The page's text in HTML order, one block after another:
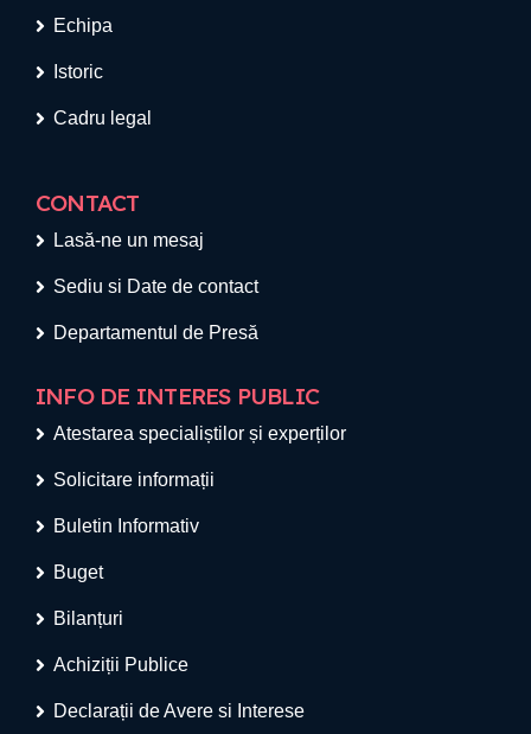
Echipa
Istoric
Cadru legal
CONTACT
Lasă-ne un mesaj
Sediu si Date de contact
Departamentul de Presă
INFO DE INTERES PUBLIC
Atestarea specialiștilor și experților
Solicitare informații
Buletin Informativ
Buget
Bilanțuri
Achiziții Publice
Declarații de Avere si Interese